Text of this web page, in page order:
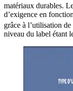
matériaux durables.
d’exigence en
grâce à l’utilisation
niveau du label étant